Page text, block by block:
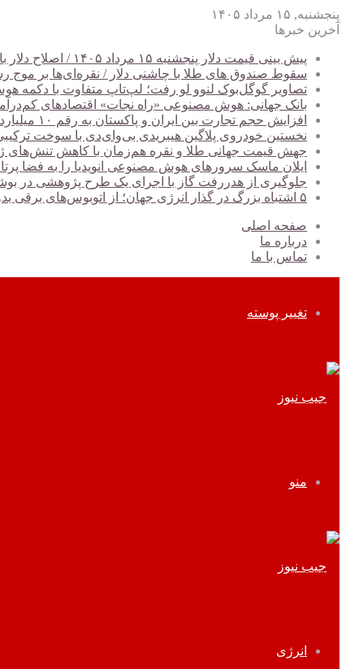
پنجشنبه, ۱۵ مرداد ۱۴۰۵
آخرین خبرها
پیش ‌بینی قیمت دلار پنجشنبه ۱۵ مرداد ۱۴۰۵ / اصلاح دلار با سیگنال‌های مساعد سیاسی
سقوط صندوق های طلا با چاشنی دلار / نقره‌ای‌ها بر موج
تصاویر گوگل‌بوک لنوو لو رفت؛ لپ‌تاپ متفاوت با دکمه
بانک جهانی: هوش مصنوعی «راه نجات» اقتصادهای
افزایش حجم تجارت بین ایران و پاکستان به رقم ۱۰ میلیارد دلار
نخستین خودروی پلاگین هیبریدی بی‌وای‌دی با سوخت ترکیبی
جهش قیمت جهانی طلا و نقره هم‌زمان با کاهش تنش‌های
ایلان ماسک سرورهای هوش مصنوعی انویدیا را به فضا
جلوگیری از هدررفت گاز با اجرای یک طرح پژوهشی در
۵ اشتباه بزرگ در گذار انرژی جهان؛ از اتوبوس‌های برقی بدون شارژر تا نیروگاه‌های خورشیدی بدون شبکه برق
صفحه اصلی
درباره ما
تماس با ما
تغییر پوسته
منو
انرژی